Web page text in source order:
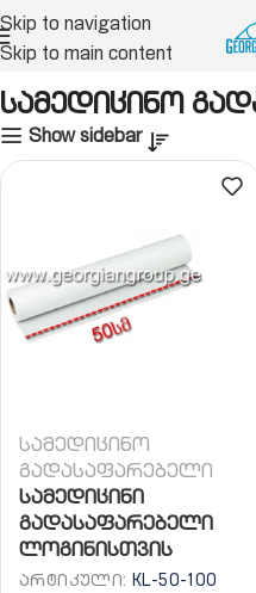
Skip to navigation
Skip to main content
ნივთები
სამედიცინო
Show sidebar
სამედიცინო
გადასაფარებელი
სამედიცინი
გადასაფარებელი
ლოგინისთვის
(ტაფჩანი) 50/100მ
ᲐᲠᲢᲘᲙᲣᲚᲘ: KL-50-100